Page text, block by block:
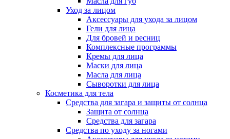
Уход за лицом
Аксессуары для ухода за лицом
Гели для лица
Для бровей и ресниц
Комплексные программы
Кремы для лица
Маски для лица
Масла для лица
Сыворотки для лица
Косметика для тела
Средства для загара и защиты от солнца
Защита от солнца
Средства для загара
Средства по уходу за ногами